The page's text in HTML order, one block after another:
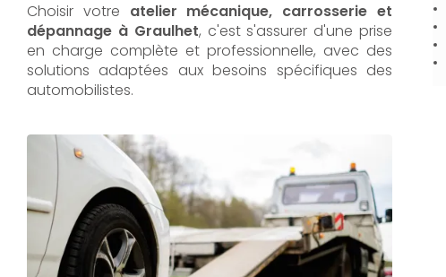
Choisir votre atelier mécanique, carrosserie et
dépannage à Graulhet, c'est s'assurer d'une prise
en charge complète et professionnelle, avec des
solutions adaptées aux besoins spécifiques des
automobilistes.